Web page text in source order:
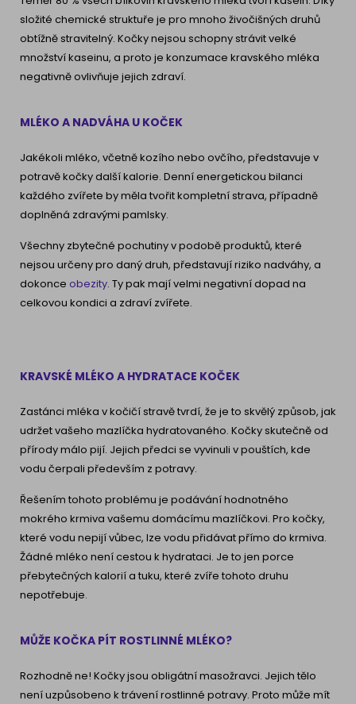
složité chemické struktuře je pro mnoho živočišných druhů
obtížně stravitelný. Kočky nejsou schopny strávit velké
množství kaseinu, a proto je konzumace kravského mléka
negativně ovlivňuje jejich zdraví.
MLÉKO A NADVÁHA U KOČEK
Jakékoli mléko, včetně kozího nebo ovčího, představuje v
potravě kočky další kalorie. Denní energetickou bilanci
každého zvířete by měla tvořit kompletní strava, případně
doplněná zdravými pamlsky.
Všechny zbytečné pochutiny v podobě produktů, které
nejsou určeny pro daný druh, představují riziko nadváhy, a
dokonce obezity. Ty pak mají velmi negativní dopad na
celkovou kondici a zdraví zvířete.
KRAVSKÉ MLÉKO A HYDRATACE KOČEK
Zastánci mléka v kočičí stravě tvrdí, že je to skvělý způsob, jak
udržet vašeho mazlíčka hydratovaného. Kočky skutečně od
přírody málo pijí. Jejich předci se vyvinuli v pouštích, kde
vodu čerpali především z potravy.
Řešením tohoto problému je podávání hodnotného
mokrého krmiva vašemu domácímu mazlíčkovi. Pro kočky,
které vodu nepijí vůbec, lze vodu přidávat přímo do krmiva.
Žádné mléko není cestou k hydrataci. Je to jen porce
přebytečných kalorií a tuku, které zvíře tohoto druhu
nepotřebuje.
MŮŽE KOČKA PÍT ROSTLINNÉ MLÉKO?
Rozhodně ne! Kočky jsou obligátní masožravci. Jejich tělo
není uzpůsobeno k trávení rostlinné potravy. Proto může mít